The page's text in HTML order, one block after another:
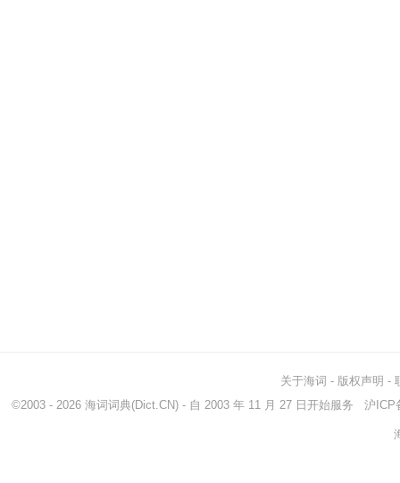
关于海词 - 版权声明 -
©2003 - 2026 海词词典(Dict.CN) - 自 2003 年 11 月 27 日开始服务 沪ICP